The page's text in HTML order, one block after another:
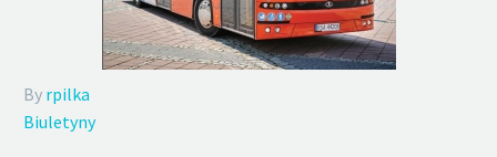
By rpilka
Biuletyny